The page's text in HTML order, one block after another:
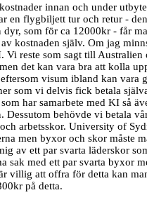
innan och under
en flygbiljett tur och retur -
som för ca 12000kr - får
av kostnaden själv. Om jag
Vi reste som sagt till Australien
det kan vara bra att kolla
visum ibland kan vara
som vi delvis fick betala
har samarbete med KI så
Dessutom behövde vi betala
arbetsskor. University of
men byxor och skor måste
av ett par svarta läderskor
sak med ett par svarta byxor
villig att offra för detta kan
på detta.